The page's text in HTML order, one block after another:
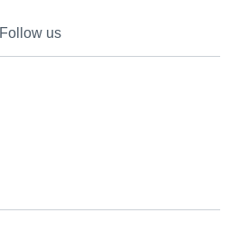
Follow us